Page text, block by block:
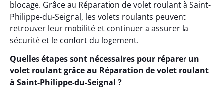
blocage. Grâce au Réparation de volet roulant à Saint-
Philippe-du-Seignal, les volets roulants peuvent
retrouver leur mobilité et continuer à assurer la
sécurité et le confort du logement.
Quelles étapes sont nécessaires pour réparer un
volet roulant grâce au Réparation de volet roulant
à Saint-Philippe-du-Seignal ?